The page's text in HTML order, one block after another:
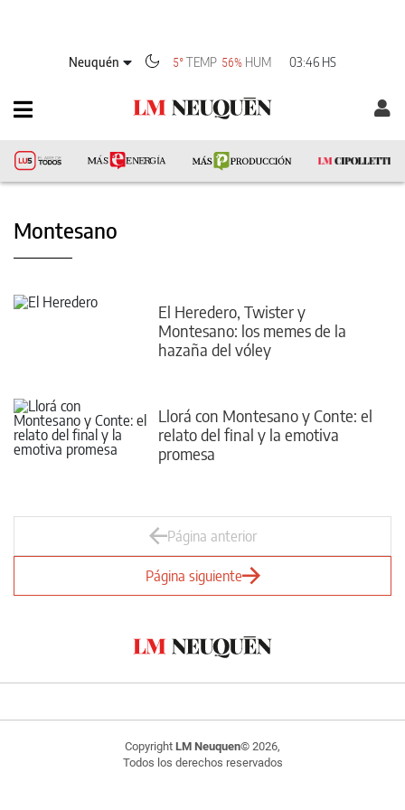
Neuquén 5°TEMP 56% HUM 03:46 HS
Montesano
El Heredero, Twister y
Montesano: los memes de la
hazaña del vóley
Llorá con Montesano y Conte: el
relato del final y la emotiva
promesa
Página anterior
Página siguiente
Copyright LM Neuquen© 2026,
Todos los derechos reservados